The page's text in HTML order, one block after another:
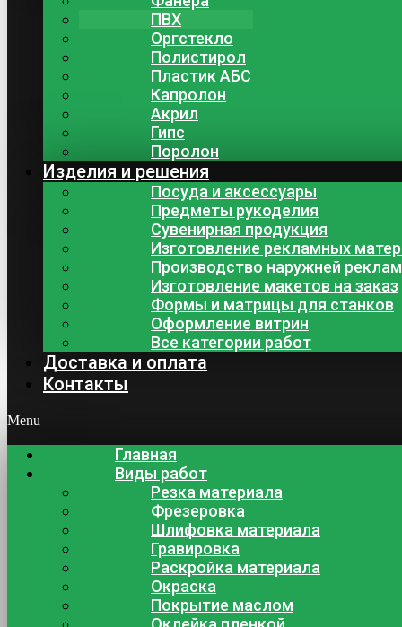
ПВХ
Оргстекло
Полистирол
Пластик АБС
Капролон
Акрил
Гипс
Поролон
Изделия и решения
Посуда и аксессуары
Предметы рукоделия
Сувенирная продукция
Изготовление рекламных
Производство наружней
Изготовление макетов на заказ
Формы и матрицы для станков
Оформление витрин
Все категории работ
Доставка и оплата
Контакты
Menu
Главная
Виды работ
Резка материала
Фрезеровка
Шлифовка материала
Гравировка
Раскройка материала
Окраска
Покрытие маслом